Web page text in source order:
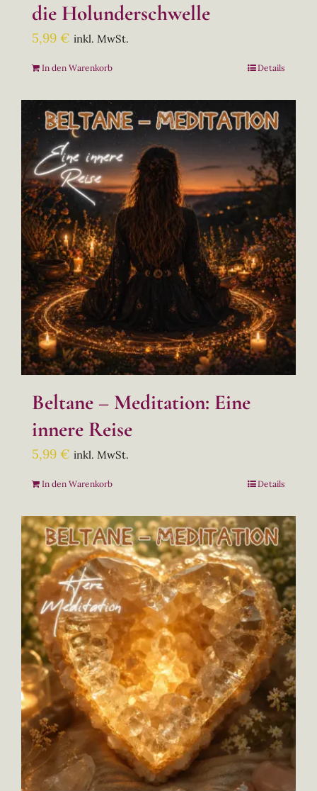
die Holunderschwelle
5,99 € inkl. MwSt.
In den Warenkorb Details
Beltane – Meditation: Eine
innere Reise
5,99 € inkl. MwSt.
In den Warenkorb Details